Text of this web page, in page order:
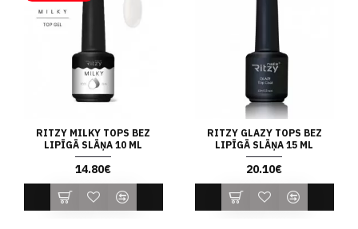
RITZY MILKY TOPS BEZ
LIPĪGĀ SLĀŅA 10 ML
14.80€
RITZY GLAZY TOPS BEZ
LIPĪGĀ SLĀŅA 15 ML
20.10€